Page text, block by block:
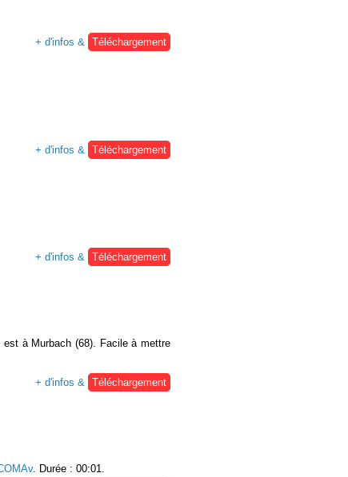
+ d'infos &
Téléchargement
+ d'infos &
Téléchargement
+ d'infos & Téléchargement
est à Murbach (68). Facile à mettre
+ d'infos & Téléchargement
. Durée : 00:01.